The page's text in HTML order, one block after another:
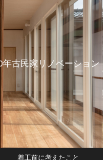
古民家リノベーション
着工前に考えたこと